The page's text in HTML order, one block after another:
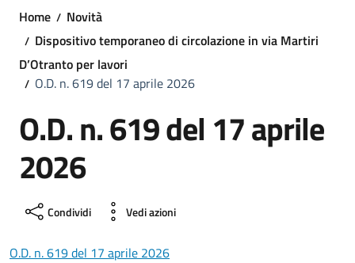
Home
Novità
Dispositivo temporaneo di circolazione in via Martiri
D’Otranto per lavori
O.D. n. 619 del 17 aprile 2026
O.D. n. 619 del 17 aprile
2026
Condividi Vedi azioni
O.D. n. 619 del 17 aprile 2026